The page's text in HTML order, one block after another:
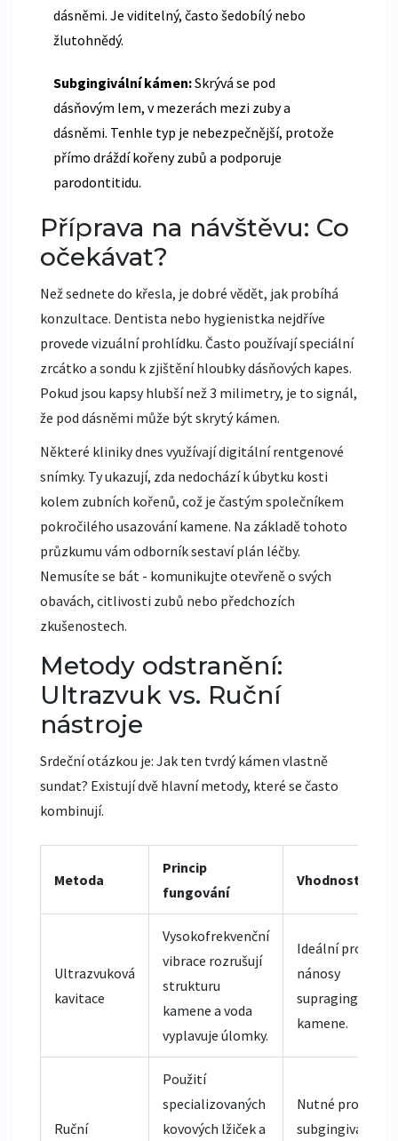
dásněmi. Je viditelný, často šedobílý nebo
žlutohnědý.
Subgingivální kámen:Skrývá se pod
dásňovým lem, v mezerách mezi zuby a
dásněmi. Tenhle typ je nebezpečnější, protože
přímo dráždí kořeny zubů a podporuje
parodontitidu.
Příprava na návštěvu: Co
očekávat?
Než sednete do křesla, je dobré vědět, jak probíhá
konzultace. Dentista nebo hygienistka nejdříve
provede vizuální prohlídku. Často používají speciální
zrcátko a sondu k zjištění hloubky dásňových kapes.
Pokud jsou kapsy hlubší než 3 milimetry, je to signál,
že pod dásněmi může být skrytý kámen.
Některé kliniky dnes využívají digitální rentgenové
snímky. Ty ukazují, zda nedochází k úbytku kosti
kolem zubních kořenů, což je častým společníkem
pokročilého usazování kamene. Na základě tohoto
průzkumu vám odborník sestaví plán léčby.
Nemusíte se bát - komunikujte otevřeně o svých
obavách, citlivosti zubů nebo předchozích
zkušenostech.
Metody odstranění:
Ultrazvuk vs. Ruční
nástroje
Srdeční otázkou je: Jak ten tvrdý kámen vlastně
sundat? Existují dvě hlavní metody, které se často
kombinují.
Metoda
Princip
fungování
Vhodnost
Ultrazvuková
kavitace
Vysokofrekvenční
vibrace rozrušují
strukturu
kamene a voda
vyplavuje úlomky.
Ideální pro velké
nánosy
kamene.
Ruční
Použití
specializovaných
kovových lžiček a
Nutné pro
subgingivální